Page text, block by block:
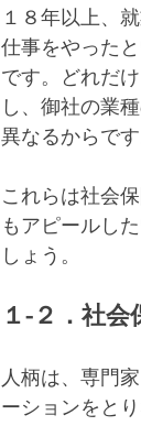
１８年以上、
仕事をやった
です。どれだ
し、御社の業
異なるからです
これらは社会
もアピールし
しょう。
１-２．社
人柄は、専門
ーションをと